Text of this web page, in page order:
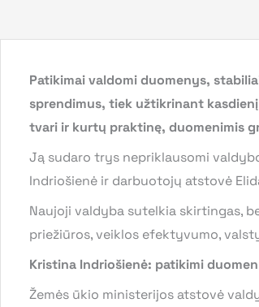
Patikimai valdomi duomenys,
sprendimus, tiek užtikrinant
tvari ir kurtų praktinę, duomenimis
Ją sudaro trys nepriklausomi
Indriošienė ir darbuotojų atstovė
Naujoji valdyba sutelkia skirtingas,
priežiūros, veiklos efektyvumo,
Kristina Indriošienė: patikimi
Žemės ūkio ministerijos atstovė